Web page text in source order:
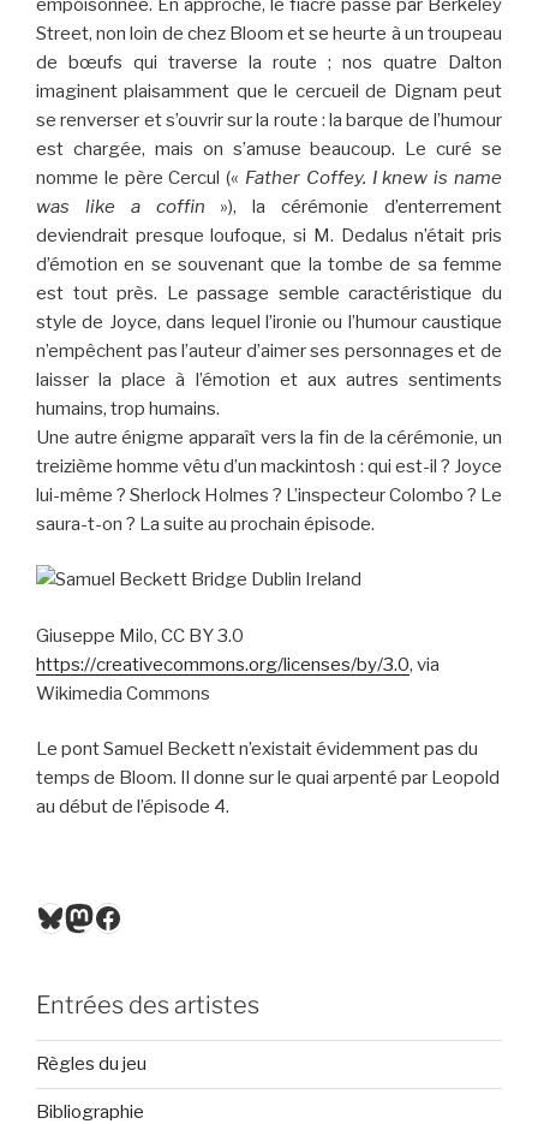
Street, non loin de chez Bloom et se heurte à un troupeau
de bœufs qui traverse la route ; nos quatre Dalton
imaginent plaisamment que le cercueil de Dignam peut
se renverser et s’ouvrir sur la route : la barque de l’humour
est chargée, mais on s’amuse beaucoup. Le curé se
nomme le père Cercul (« Father Coffey. I knew is name
was like a coffin »), la cérémonie d’enterrement
deviendrait presque loufoque, si M. Dedalus n’était pris
d’émotion en se souvenant que la tombe de sa femme
est tout près. Le passage semble caractéristique du
style de Joyce, dans lequel l’ironie ou l’humour caustique
n’empêchent pas l’auteur d’aimer ses personnages et de
laisser la place à l’émotion et aux autres sentiments
humains, trop humains.
Une autre énigme apparaît vers la fin de la cérémonie, un
treizième homme vêtu d’un mackintosh : qui est-il ? Joyce
lui-même ? Sherlock Holmes ? L’inspecteur Colombo ? Le
saura-t-on ? La suite au prochain épisode.
Giuseppe Milo, CC BY 3.0
https://creativecommons.org/licenses/by/3.0, via
Wikimedia Commons
Le pont Samuel Beckett n’existait évidemment pas du
temps de Bloom. Il donne sur le quai arpenté par Leopold
au début de l’épisode 4.
Bluesky
Mastodon
Facebook
Entrées des artistes
Règles du jeu
Bibliographie